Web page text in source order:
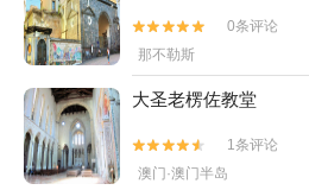


0条评论
那不勒斯
大圣老楞佐教堂


1条评论
澳门·澳门半岛